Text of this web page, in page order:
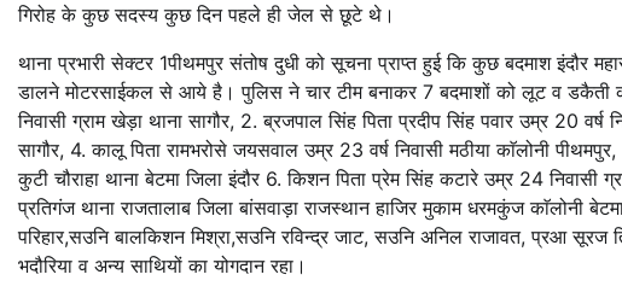
गिरोह के कुछ सदस्य कुछ दिन पहले ही जेल से छूटे थे।
थाना प्रभारी सेक्टर 1पीथमपुर संतोष दुधी को सूचना प्राप्त हुई कि कुछ बदमाश
डालने मोटरसाईकल से आये है। पुलिस ने चार टीम बनाकर 7 बदमाशों को लूट व डकैती
निवासी ग्राम खेड़ा थाना सागौर, 2. ब्रजपाल सिंह पिता प्रदीप सिंह पवार उम्र 20 वर्ष
सागौर, 4. कालू पिता रामभरोसे जयसवाल उम्र 23 वर्ष निवासी मठीया काॅलोनी
कुटी चौराहा थाना बेटमा जिला इंदौर 6. किशन पिता प्रेम सिंह कटारे उम्र 24 निवासी
प्रतिगंज थाना राजतालाब जिला बांसवाड़ा राजस्थान हाजिर मुकाम धरमकुंज काॅलोनी
परिहार,सउनि बालकिशन मिश्रा,सउनि रविन्द्र जाट, सउनि अनिल राजावत, प्रआ
भदौरिया व अन्य साथियों का योगदान रहा।